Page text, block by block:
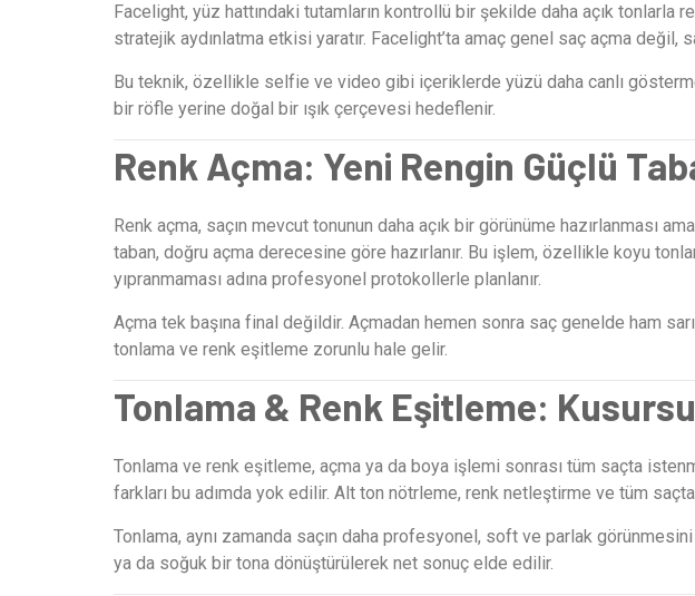
Facelight, yüz hattındaki tutamların kontrollü bir şekilde daha açık
stratejik aydınlatma etkisi yaratır. Facelight’ta amaç genel saç açma değil,
Bu teknik, özellikle selfie ve video gibi içeriklerde yüzü daha canlı
bir röfle yerine doğal bir ışık çerçevesi hedeflenir.
Renk Açma: Yeni Rengin Güçlü
Renk açma, saçın mevcut tonunun daha açık bir görünüme hazırlanması
taban, doğru açma derecesine göre hazırlanır. Bu işlem, özellikle koyu
yıpranmaması adına profesyonel protokollerle planlanır.
Açma tek başına final değildir. Açmadan hemen sonra saç genelde ham
tonlama ve renk eşitleme zorunlu hale gelir.
Tonlama & Renk Eşitleme:
Tonlama ve renk eşitleme, açma ya da boya işlemi sonrası tüm saçta
farkları bu adımda yok edilir. Alt ton nötrleme, renk netleştirme ve tüm
Tonlama, aynı zamanda saçın daha profesyonel, soft ve parlak
ya da soğuk bir tona dönüştürülerek net sonuç elde edilir.